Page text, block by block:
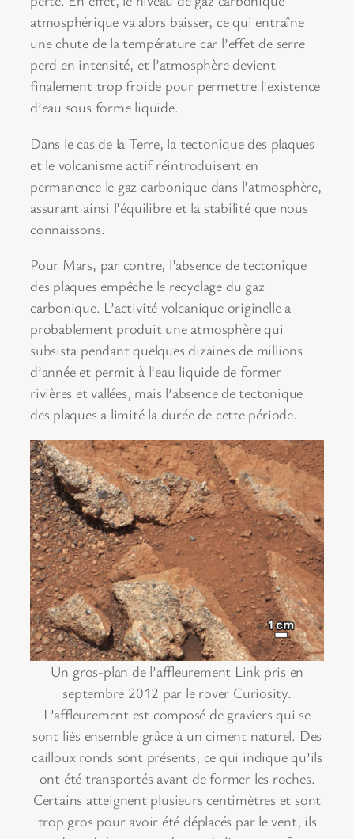
atmosphérique va alors baisser, ce qui entraîne
une chute de la température car l’effet de serre
perd en intensité, et l’atmosphère devient
finalement trop froide pour permettre l’existence
d’eau sous forme liquide.
Dans le cas de la Terre, la tectonique des plaques
et le volcanisme actif réintroduisent en
permanence le gaz carbonique dans l’atmosphère,
assurant ainsi l’équilibre et la stabilité que nous
connaissons.
Pour Mars, par contre, l’absence de tectonique
des plaques empêche le recyclage du gaz
carbonique. L’activité volcanique originelle a
probablement produit une atmosphère qui
subsista pendant quelques dizaines de millions
d’année et permit à l’eau liquide de former
rivières et vallées, mais l’absence de tectonique
des plaques a limité la durée de cette période.
Un gros-plan de l’affleurement Link pris en
septembre 2012 par le rover Curiosity.
L’affleurement est composé de graviers qui se
sont liés ensemble grâce à un ciment naturel. Des
cailloux ronds sont présents, ce qui indique qu’ils
ont été transportés avant de former les roches.
Certains atteignent plusieurs centimètres et sont
trop gros pour avoir été déplacés par le vent, ils